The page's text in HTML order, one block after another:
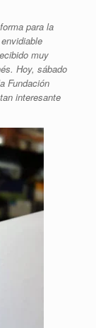
para la
muy
Hoy, sábado
Fundación
interesante